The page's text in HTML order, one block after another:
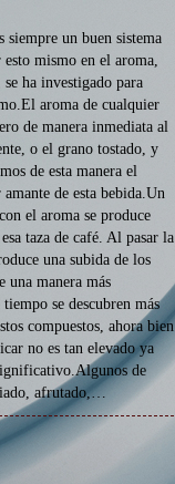
un buen sistema
mismo en el aroma,
ha investigado para
aroma de cualquier
de manera inmediata al
o el grano tostado, y
de esta manera el
de esta bebida.Un
el aroma se produce
taza de café. Al pasar la
una subida de los
una manera más
se descubren más
compuestos, ahora bien
no es tan elevado ya
de
afrutado,…